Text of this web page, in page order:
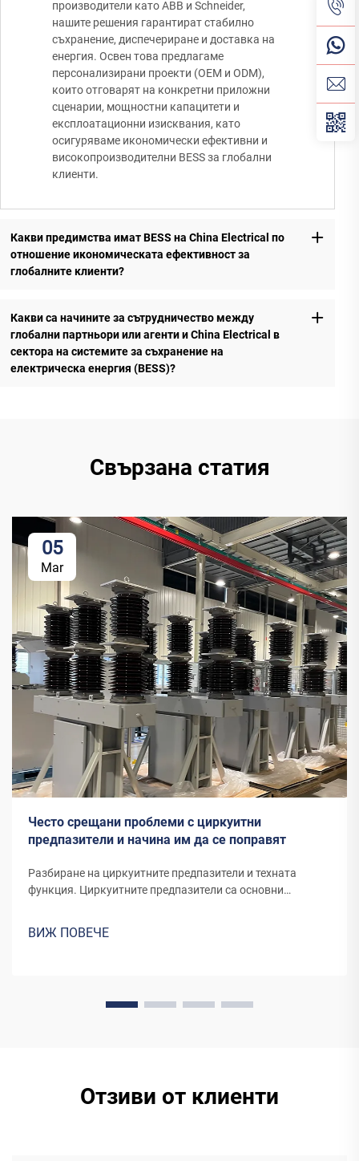
производители като ABB и Schneider,
нашите решения гарантират стабилно
съхранение, диспечериране и доставка на
енергия. Освен това предлагаме
персонализирани проекти (OEM и ODM),
които отговарят на конкретни приложни
сценарии, мощностни капацитети и
експлоатационни изисквания, като
осигуряваме икономически ефективни и
високопроизводителни BESS за глобални
клиенти.
Какви предимства имат BESS на China Electrical по
отношение икономическата ефективност за
глобалните клиенти?
Какви са начините за сътрудничество между
глобални партньори или агенти и China Electrical в
сектора на системите за съхранение на
електрическа енергия (BESS)?
Свързана статия
05
Mar
Често срещани проблеми с циркуитни
предпазители и начина им да се поправят
Разбиране на циркуитните предпазители и техната
функция. Циркуитните предпазители са основни
или неисправности. Най-важната им функция е
ВИЖ ПОВЕЧЕ
Отзиви от клиенти